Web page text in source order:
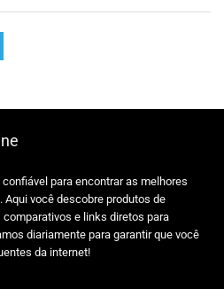
para encontrar as melhores
você descobre produtos de
e links diretos para
diariamente para garantir que você
da internet!